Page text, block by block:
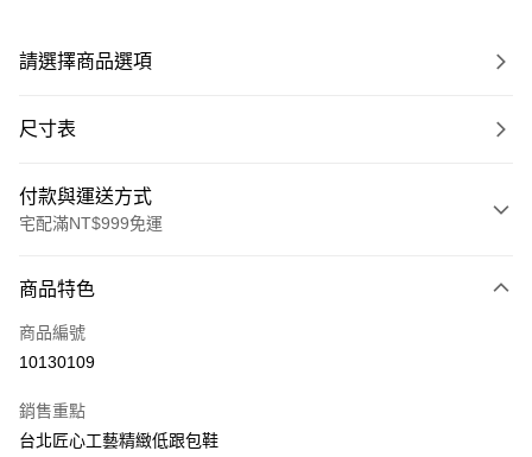
請選擇商品選項
尺寸表
付款與運送方式
宅配滿NT$999免運
信用卡一次付款
LINE Pay
街口支付
商品特色
商品編號
10130109
銷售重點
台北匠心工藝精緻低跟包鞋